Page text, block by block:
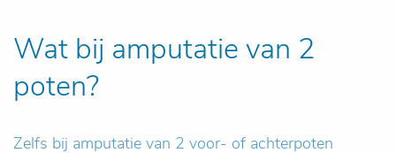
Wat bij amputatie van 2
poten?
Zelfs bij amputatie van 2 voor- of achterpoten